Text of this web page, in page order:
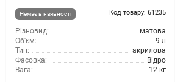
Немає в наявності Код товару: 61235
Різновид:
матова
Об'єм:
9 л
Тип:
акрилова
Фасовка:
Відро
Вага:
12 кг